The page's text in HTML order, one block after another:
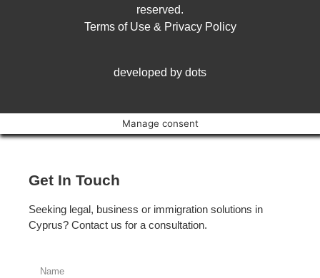
reserved.
Terms of Use & Privacy Policy
developed by dots
Manage consent
Get In Touch
Seeking legal, business or immigration solutions in
Cyprus? Contact us for a consultation.